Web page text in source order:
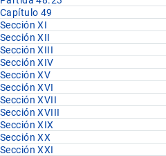
Capítulo 49
Sección XI
Sección XII
Sección XIII
Sección XIV
Sección XV
Sección XVI
Sección XVII
Sección XVIII
Sección XIX
Sección XX
Sección XXI